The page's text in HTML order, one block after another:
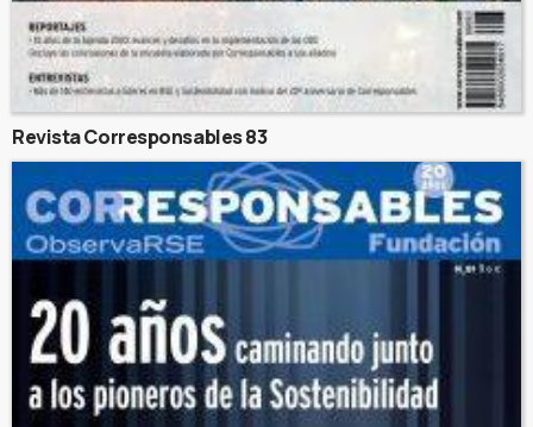
Revista Corresponsables 83